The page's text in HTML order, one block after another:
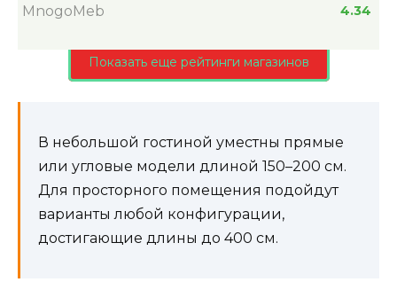
MnogoMeb 4.34
Показать еще рейтинги магазинов
В небольшой гостиной уместны прямые
или угловые модели длиной 150–200 см.
Для просторного помещения подойдут
варианты любой конфигурации,
достигающие длины до 400 см.